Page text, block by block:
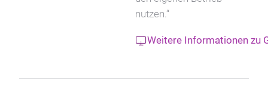
nutzen.“
Weitere Informationen zu